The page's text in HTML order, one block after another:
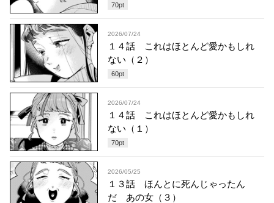
70pt
2026/07/24
１４話 これはほとんど愛かもしれ
ない（２）
60pt
2026/07/24
１４話 これはほとんど愛かもしれ
ない（１）
70pt
2026/05/25
１３話 ほんとに死んじゃったん
だ あの女（３）